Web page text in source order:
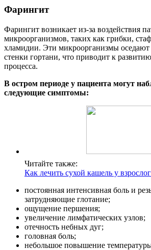
Фарингит
Фарингит возникает из-за воздействия
микроорганизмов, таких как грибки,
хламидии. Эти микроорганизмы оседают
стенки гортани, что приводит к
процесса.
В остром периоде у пациента могут
следующие симптомы:
Читайте также:
Как лечить сухой кашель у
постоянная интенсивная боль и
затрудняющие глотание;
ощущение першения;
увеличение лимфатических узлов;
отечность небных дуг;
головная боль;
небольшое повышение